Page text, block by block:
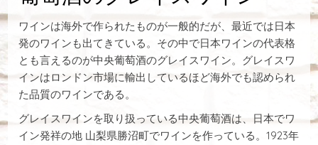
ワインは海外で作られたものが一般的だが、最近では日本
発のワインも出てきている。その中で日本ワインの代表格
とも言えるのが中央葡萄酒のグレイスワイン。グレイスワ
インはロンドン市場に輸出しているほど海外でも認められ
た品質のワインである。
グレイスワインを取り扱っている中央葡萄酒は、日本でワ
イン発祥の地 山梨県勝沼町でワインを作っている。1923年